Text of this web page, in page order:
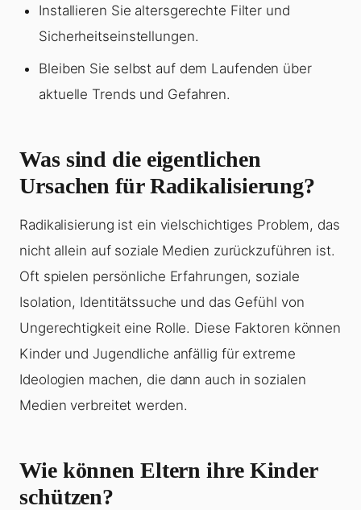
Installieren Sie altersgerechte Filter und
Sicherheitseinstellungen.
Bleiben Sie selbst auf dem Laufenden über
aktuelle Trends und Gefahren.
Was sind die eigentlichen
Ursachen für Radikalisierung?
Radikalisierung ist ein vielschichtiges Problem, das
nicht allein auf soziale Medien zurückzuführen ist.
Oft spielen persönliche Erfahrungen, soziale
Isolation, Identitätssuche und das Gefühl von
Ungerechtigkeit eine Rolle. Diese Faktoren können
Kinder und Jugendliche anfällig für extreme
Ideologien machen, die dann auch in sozialen
Medien verbreitet werden.
Wie können Eltern ihre Kinder
schützen?